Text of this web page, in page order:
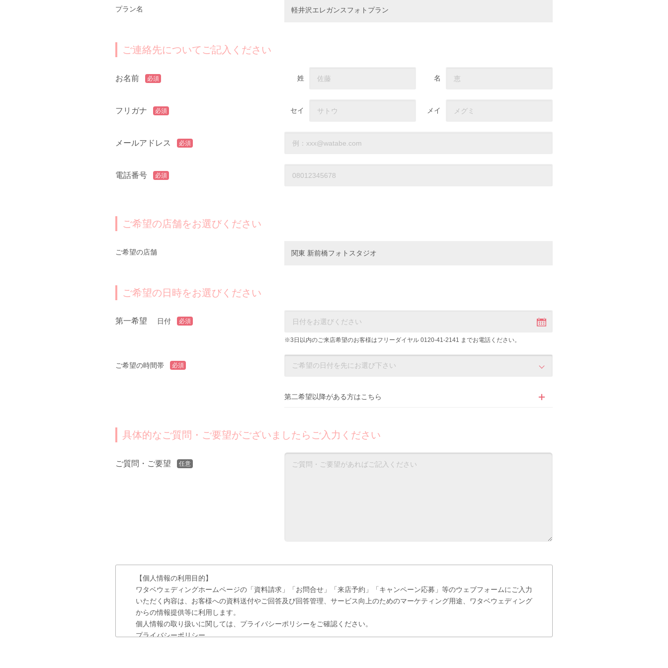
プラン名 軽井沢エレガンスフォトプラン
ご連絡先についてご記入ください
お名前 必須 姓 名
フリガナ 必須 セイ メイ
メールアドレス 必須
電話番号 必須
ご希望の店舗をお選びください
ご希望の店舗 関東 新前橋フォトスタジオ
ご希望の日時をお選びください
第一希望 日付 必須
※3日以内のご来店希望のお客様はフリーダイヤル 0120-41-2141 までお電話ください。
ご希望の時間帯 必須
第二希望以降がある方はこちら
具体的なご質問・ご要望がございましたらご入力ください
ご質問・ご要望 任意
【個人情報の利用目的】
ワタベウェディングホームページの「資料請求」「お問合せ」「来店予約」「キャンペーン応募」等のウェブフォームにご入力
いただく内容は、お客様への資料送付やご回答及び回答管理、サービス向上のためのマーケティング用途、ワタベウェディング
からの情報提供等に利用します。
個人情報の取り扱いに関しては、プライバシーポリシーをご確認ください。
プライバシーポリシー